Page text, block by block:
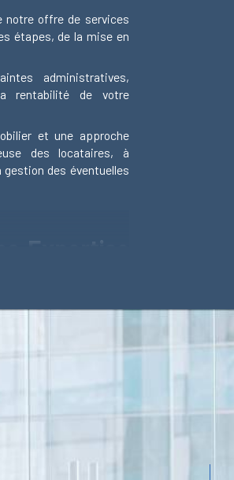
notre offre de services
étapes, de la mise en
administratives,
rentabilité de votre
et une approche
des locataires, à
des éventuelles
Expertise
offrant un
la gestion financière,
sommes là pour vous
de